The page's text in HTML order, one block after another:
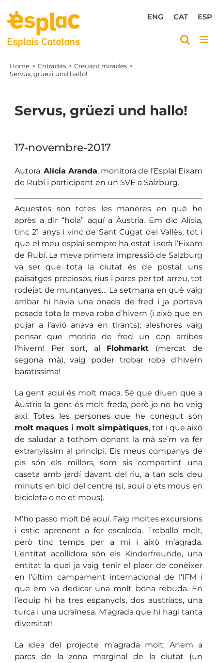
content
ESP
CAT
ENG
Home Entradas
Creuant mirades
Servus, grüezi und hallo!
Servus, grüezi und hallo!
Larger
17-novembre-2017
Autora: Alícia Aranda, monitora de l’Esplai Eixam
de Rubí i participant en un SVE a Salzburg.
Aquestes son totes les maneres en què he
après a dir “hola” aquí a Àustria. Em dic Alícia,
tinc 21 anys i vinc de Sant Cugat del Vallès, tot i
que el meu esplai sempre ha estat i serà l’Eixam
de Rubí. La meva primera impressió de Salzburg
va ser que tota la ciutat és de postal: uns
paisatges preciosos, rius i parcs per tot arreu, tot
rodejat de muntanyes… La setmana en què vaig
arribar hi havia una onada de fred i ja portava
posada tota la meva roba d’hivern (i això que en
pujar a l’avió anava en tirants); aleshores vaig
pensar que moriria de fred un cop arribés
l’hivern! Per sort, al Flohmarkt (mercat de
segona mà), vaig poder trobar roba d’hivern
baratíssima!
La gent aquí és molt maca. Sé que diuen que a
Àustria la gent és molt freda, però jo no ho veig
així. Totes les persones que he conegut són
molt maques i molt simpàtiques, tot i que això
de saludar a tothom donant la mà se’m va fer
extranyíssim al principi. Els meus companys de
pis són els millors, som sis compartint una
caseta amb jardí davant del riu, a tan sols deu
minuts en bici del centre (sí, aquí o ets mous en
bicicleta o no et mous).
M’ho passo molt bé aquí. Faig moltes excursions
i estic aprenent a fer escalada. Treballo molt,
però tinc temps per a mi i això m’agrada.
L’entitat acollidora són els Kinderfreunde, una
entitat la qual ja vaig tenir el plaer de conèixer
en l’últim campament internacional de l’IFM i
que em va dedicar una molt bona rebuda. En
l’equip hi ha tres espanyols, dos austríacs, una
turca i una ucraïnesa. M’agrada que hi hagi tanta
diversitat!
La idea del projecte m’agrada molt. Anem a
parcs de la zona marginal de la ciutat (un